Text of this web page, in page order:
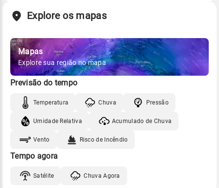
Explore os mapas
Mapas
Explore sua região no mapa
Previsão do tempo
Temperatura Chuva Pressão
Umidade Relativa Acumulado de Chuva
Vento Risco de Incêndio
Tempo agora
Satélite Chuva Agora